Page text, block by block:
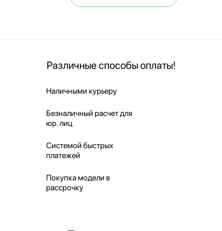
Различные способы оплаты!
Наличными курьеру
Безналичный расчет для
юр. лиц
Системой быстрых
платежей
Покупка модели в
рассрочку